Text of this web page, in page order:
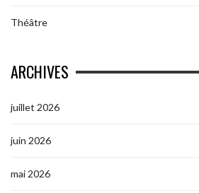
Théâtre
ARCHIVES
juillet 2026
juin 2026
mai 2026